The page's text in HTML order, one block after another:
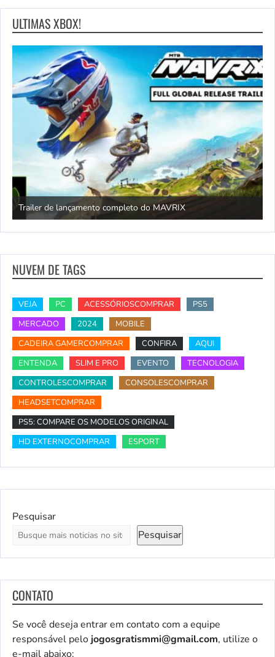
ULTIMAS XBOX!
Trailer de lançamento completo do MAVRIX
NUVEM DE TAGS
VEJA PC ACESSÓRIOSCOMPRAR
PS5
MERCADO
2024
MOBILE
CADEIRA GAMERCOMPRAR
CONFIRA
AQUI
ENTENDA
SLIM E PRO EVENTO
TECNOLOGIA
CONTROLESCOMPRAR
CONSOLESCOMPRAR
HEADSETCOMPRAR
PS5: COMPARE OS MODELOS ORIGINAL
HD EXTERNOCOMPRAR
ESPORT
Pesquisar
Pesquisar
CONTATO
Se você deseja entrar em contato com a equipe
responsável pelo jogosgratismmi@gmail.com, utilize o
e-mail abaixo: